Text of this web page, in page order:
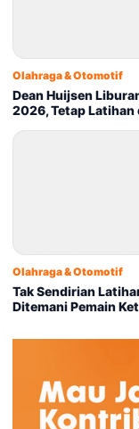
Olahraga & Otomotif
Dean Huijsen
2026, Tetap Latihan
Olahraga & Otomotif
Tak Sendirian
Ditemani Pemain